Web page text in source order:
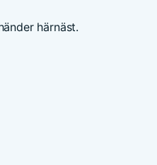
härnäst.